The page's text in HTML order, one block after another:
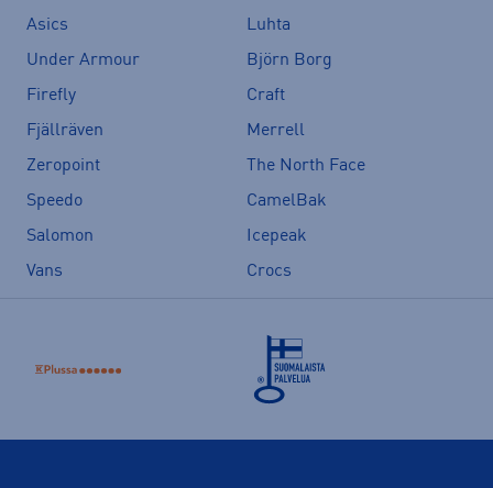
Asics
Luhta
Under Armour
Björn Borg
Firefly
Craft
Fjällräven
Merrell
Zeropoint
The North Face
Speedo
CamelBak
Salomon
Icepeak
Vans
Crocs